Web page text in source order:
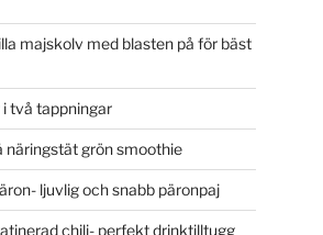
majskolv med blasten på för bäst
två tappningar
näringstät grön smoothie
ljuvlig och snabb päronpaj
chili- perfekt drinktilltugg